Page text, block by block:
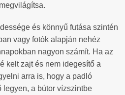
és könnyű futása szintén
vagy fotók alapján nehéz
nagyon számít. Ha az
kelt zajt és nem idegesítő a
arra is, hogy a padló
a bútor vízszintbe